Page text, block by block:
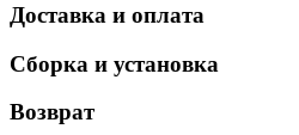
Доставка и оплата
Сборка и установка
Возврат